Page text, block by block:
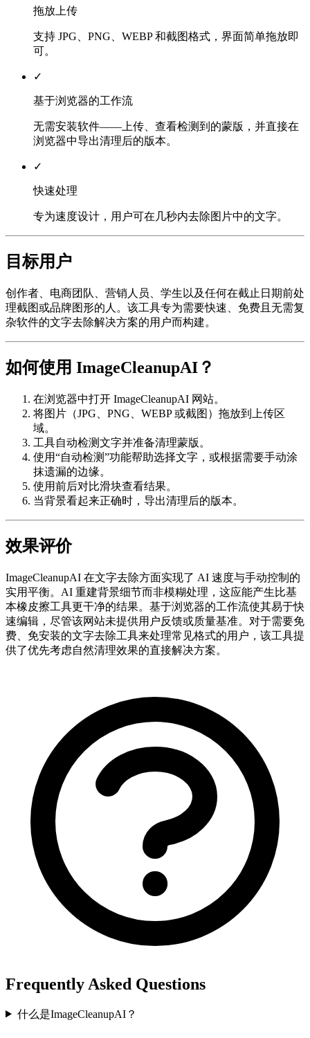
拖放上传
支持 JPG、PNG、WEBP 和截图格式，界面简单拖放即
可。
✓
基于浏览器的工作流
无需安装软件——上传、查看检测到的蒙版，并直接在
浏览器中导出清理后的版本。
✓
快速处理
专为速度设计，用户可在几秒内去除图片中的文字。
目标用户
创作者、电商团队、营销人员、学生以及任何在截止日期前处
理截图或品牌图形的人。该工具专为需要快速、免费且无需复
杂软件的文字去除解决方案的用户而构建。
如何使用 ImageCleanupAI？
在浏览器中打开 ImageCleanupAI 网站。
将图片（JPG、PNG、WEBP 或截图）拖放到上传区
域。
工具自动检测文字并准备清理蒙版。
使用“自动检测”功能帮助选择文字，或根据需要手动涂
抹遗漏的边缘。
使用前后对比滑块查看结果。
当背景看起来正确时，导出清理后的版本。
效果评价
ImageCleanupAI 在文字去除方面实现了 AI 速度与手动控制的
实用平衡。AI 重建背景细节而非模糊处理，这应能产生比基
本橡皮擦工具更干净的结果。基于浏览器的工作流使其易于快
速编辑，尽管该网站未提供用户反馈或质量基准。对于需要免
费、免安装的文字去除工具来处理常见格式的用户，该工具提
供了优先考虑自然清理效果的直接解决方案。
Frequently Asked Questions
什么是ImageCleanupAI？